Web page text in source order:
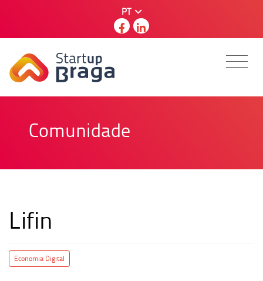
PT
Comunidade
Lifin
Economia Digital